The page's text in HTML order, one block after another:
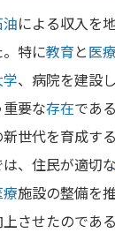
による収入を
特に教育と医療
、病院を建設
要な存在であ
世代を育成す
、住民が適切な
療施設の整備を
させたのである